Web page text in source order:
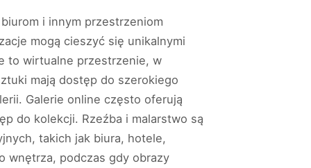
i innym przestrzeniom
mogą cieszyć się unikalnymi
to wirtualne przestrzenie, w
mają dostęp do szerokiego
Galerie online często oferują
do kolekcji. Rzeźba i malarstwo są
takich jak biura, hotele,
wnętrza, podczas gdy obrazy